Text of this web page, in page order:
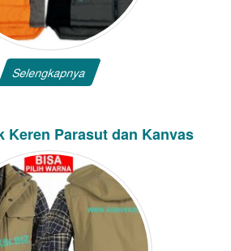
Selengkapnya
Keren Parasut dan Kanvas